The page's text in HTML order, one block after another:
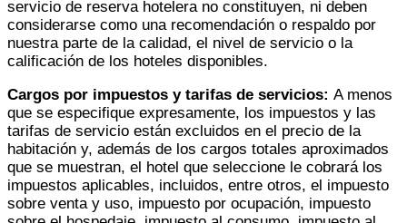
servicio de reserva hotelera no constituyen, ni deben
considerarse como una recomendación o respaldo por
nuestra parte de la calidad, el nivel de servicio o la
calificación de los hoteles disponibles.
Cargos por impuestos y tarifas de servicios: A menos
que se especifique expresamente, los impuestos y las
tarifas de servicio están excluidos en el precio de la
habitación y, además de los cargos totales aproximados
que se muestran, el hotel que seleccione le cobrará los
impuestos aplicables, incluidos, entre otros, el impuesto
sobre venta y uso, impuesto por ocupación, impuesto